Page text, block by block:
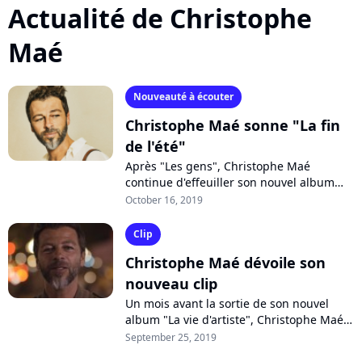
Actualité de Christophe
Maé
Nouveauté à écouter
Christophe Maé sonne "La fin
de l'été"
Après "Les gens", Christophe Maé
continue d'effeuiller son nouvel album
"La vie d'artiste" avec "La fin de l'été", un
October 16, 2019
Clip
Christophe Maé dévoile son
nouveau clip
Un mois avant la sortie de son nouvel
album "La vie d'artiste", Christophe Maé
propose le clip de son single "Les gens".
September 25, 2019